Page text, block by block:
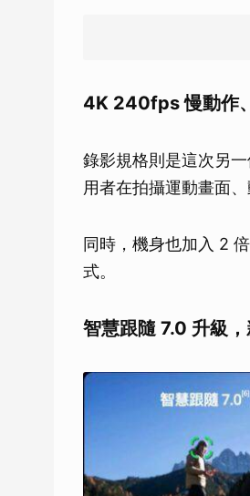
4K 240fps 慢動作
錄影規格則是這次另
用者在拍攝運動畫面
同時，機身也加入 2
式。
智慧跟隨 7.0 升級